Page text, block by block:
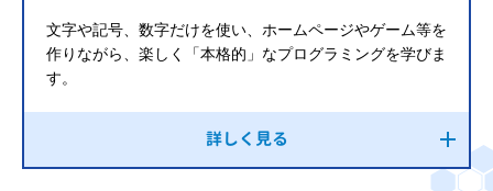
文字や記号、数字だけを使い、ホームページやゲーム等を
作りながら、楽しく「本格的」なプログラミングを学びま
す。
詳しく見る